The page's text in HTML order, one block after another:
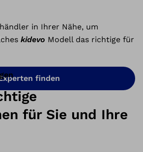
in Ihrer Nähe, um
kidevo Modell das richtige für
finden
für Sie und Ihre